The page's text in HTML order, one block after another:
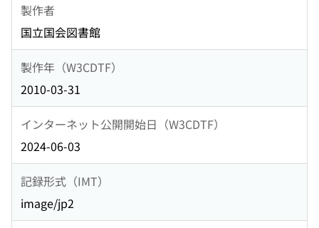
製作者
国立国会図書館
製作年（W3CDTF）
2010-03-31
インターネット公開開始日（W3CDTF）
2024-06-03
記録形式（IMT）
image/jp2